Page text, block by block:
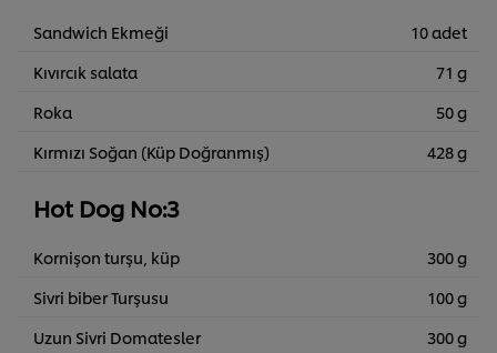
Sandwich Ekmeği
10 adet
Kıvırcık salata
71 g
Roka
50 g
Kırmızı Soğan (Küp Doğranmış)
428 g
Hot Dog No:3
Kornişon turşu, küp
300 g
Sivri biber Turşusu
100 g
Uzun Sivri Domatesler
300 g